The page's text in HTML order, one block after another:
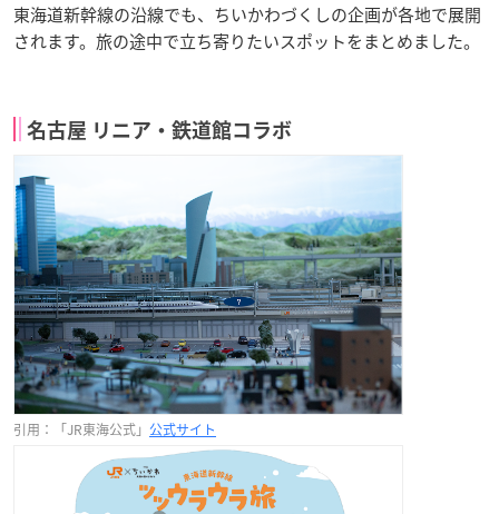
東海道新幹線の沿線でも、ちいかわづくしの企画が各地で展開
されます。旅の途中で立ち寄りたいスポットをまとめました。
名古屋 リニア・鉄道館コラボ
引用：「JR東海公式」 公式サイト